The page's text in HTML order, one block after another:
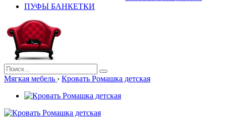
ПУФЫ БАНКЕТКИ
Мягкая мебель › Кровать Ромашка детская